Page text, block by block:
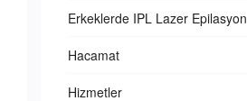
Erkeklerde IPL Lazer Epilasyon
Hacamat
Hizmetler